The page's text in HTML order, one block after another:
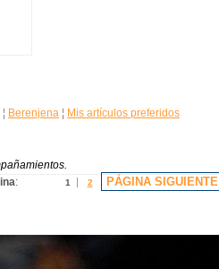
¦ Berenjena ¦ Mis artículos preferidos
: 1 2 PÁGINA SIGUIENTE